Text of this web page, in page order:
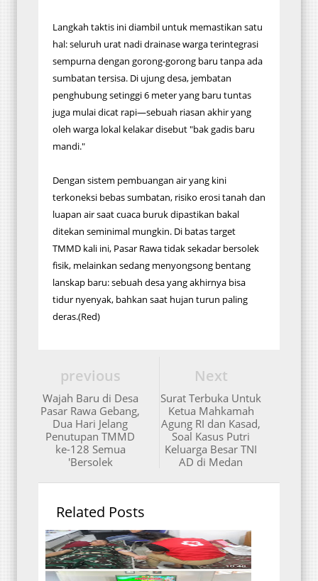
​Langkah taktis ini diambil untuk memastikan satu
hal: seluruh urat nadi drainase warga terintegrasi
sempurna dengan gorong-gorong baru tanpa ada
sumbatan tersisa. Di ujung desa, jembatan
penghubung setinggi 6 meter yang baru tuntas
juga mulai dicat rapi—sebuah riasan akhir yang
oleh warga lokal kelakar disebut "bak gadis baru
mandi."
​Dengan sistem pembuangan air yang kini
terkoneksi bebas sumbatan, risiko erosi tanah dan
luapan air saat cuaca buruk dipastikan bakal
ditekan seminimal mungkin. Di batas target
TMMD kali ini, Pasar Rawa tidak sekadar bersolek
fisik, melainkan sedang menyongsong bentang
lanskap baru: sebuah desa yang akhirnya bisa
tidur nyenyak, bahkan saat hujan turun paling
deras.(Red)
Next
Surat Terbuka Untuk
Ketua Mahkamah
Agung RI dan Kasad,
Soal Kasus Putri
Keluarga Besar TNI
AD di Medan
previous
Wajah Baru di Desa
Pasar Rawa Gebang,​
Dua Hari Jelang
Penutupan TMMD
ke-128 Semua
'Bersolek
Related Posts